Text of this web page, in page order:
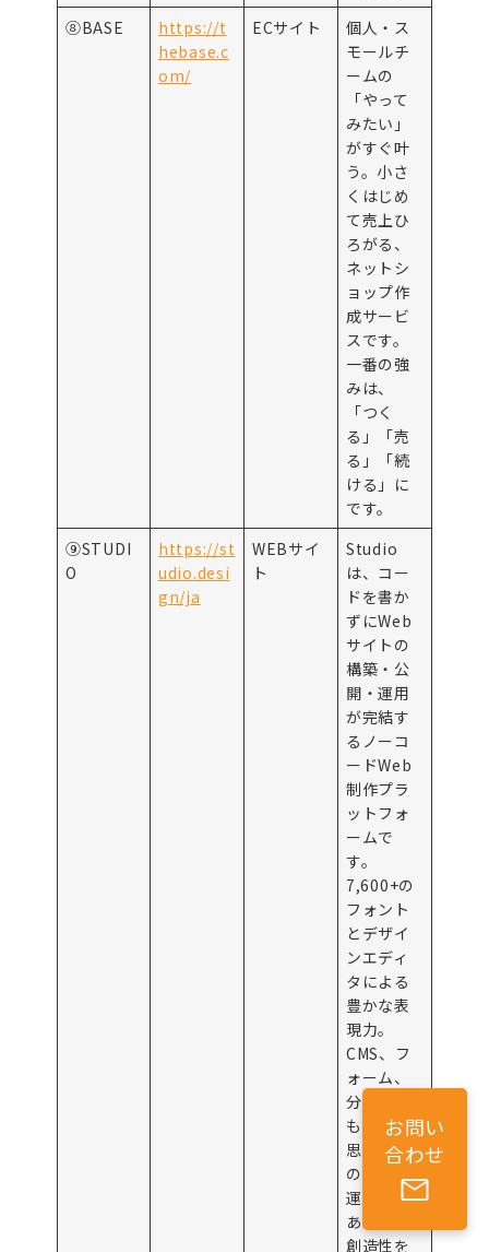
⑧BASE
https://t
hebase.c
om/
ECサイト
個人・ス
モールチ
ームの
「やって
みたい」
がすぐ叶
う。小さ
くはじめ
て売上ひ
ろがる、
ネットシ
ョップ作
成サービ
スです。
一番の強
みは、
「つく
る」「売
る」「続
ける」に
です。
⑨STUDI
O
https://st
udio.desi
gn/ja
WEBサイ
ト
Studio
は、コー
ドを書か
ずにWeb
サイトの
構築・公
開・運用
が完結す
るノーコ
ードWeb
制作プラ
ットフォ
ームで
す。
7,600+の
フォント
とデザイ
ンエディ
タによる
豊かな表
現力。
CMS、フ
ォーム、
分析機能
も提供。
思い通り
のサイト
運用で、
あなたの
創造性を
お問い
合わせ